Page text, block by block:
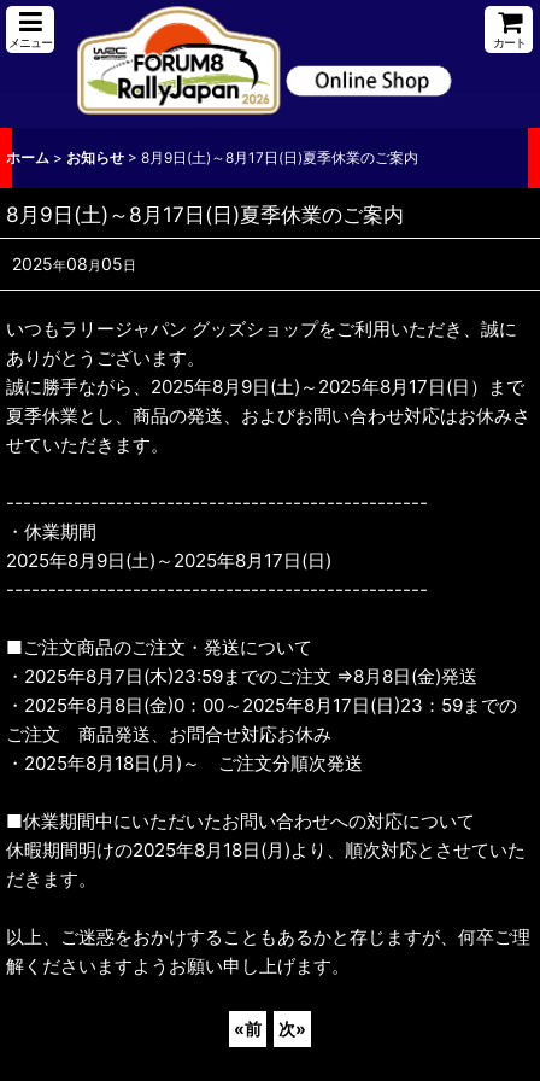
メニュー カート
ホーム > お知らせ > 8月9日(土)～8月17日(日)夏季休業のご案内
8月9日(土)～8月17日(日)夏季休業のご案内
2025年08 月05日
いつもラリージャパン グッズショップをご利用いただき、誠に
ありがとうございます。
誠に勝手ながら、2025年8月9日(土)～2025年8月17日(日）まで
夏季休業とし、商品の発送、およびお問い合わせ対応はお休みさ
せていただきます。
--------------------------------------------------
・休業期間
2025年8月9日(土)～2025年8月17日(日)
--------------------------------------------------
■ご注文商品のご注文・発送について
・2025年8月7日(木)23:59までのご注文 ⇒8月8日(金)発送
・2025年8月8日(金)0：00～2025年8月17日(日)23：59までの
ご注文 商品発送、お問合せ対応お休み
・2025年8月18日(月)～ ご注文分順次発送
■休業期間中にいただいたお問い合わせへの対応について
休暇期間明けの2025年8月18日(月)より、順次対応とさせていた
だきます。
以上、ご迷惑をおかけすることもあるかと存じますが、何卒ご理
解くださいますようお願い申し上げます。
«前 次»